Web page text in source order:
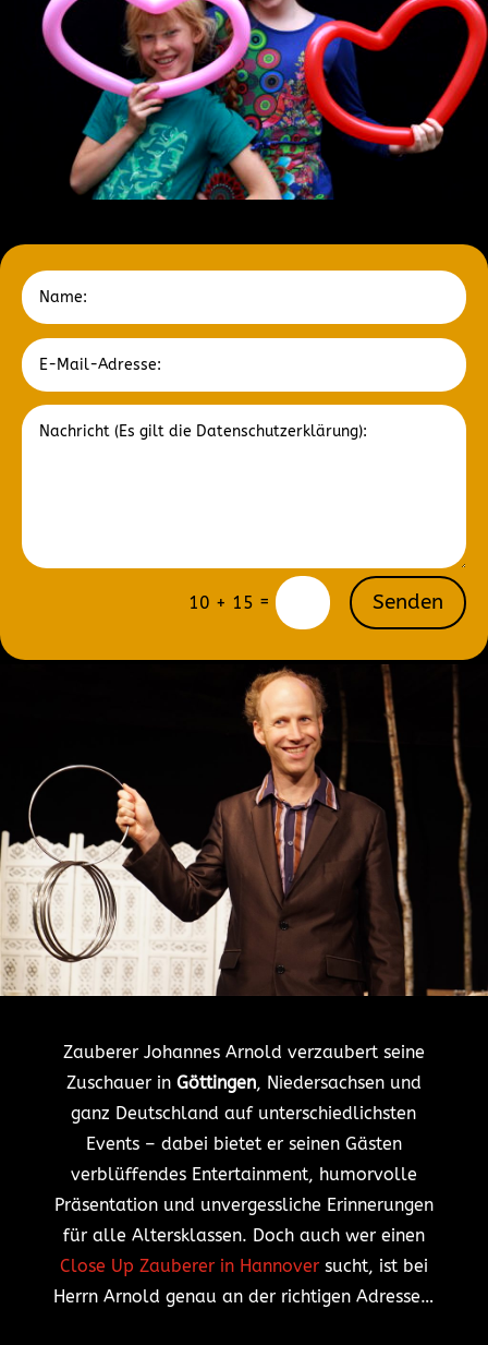
10 + 15 = Senden
Zauberer Johannes Arnold verzaubert seine
Zuschauer in Göttingen, Niedersachsen und
ganz Deutschland auf unterschiedlichsten
Events – dabei bietet er seinen Gästen
verblüffendes Entertainment, humorvolle
Präsentation und unvergessliche Erinnerungen
für alle Altersklassen. Doch auch wer einen
Close Up Zauberer in Hannoversucht, ist bei
Herrn Arnold genau an der richtigen Adresse…